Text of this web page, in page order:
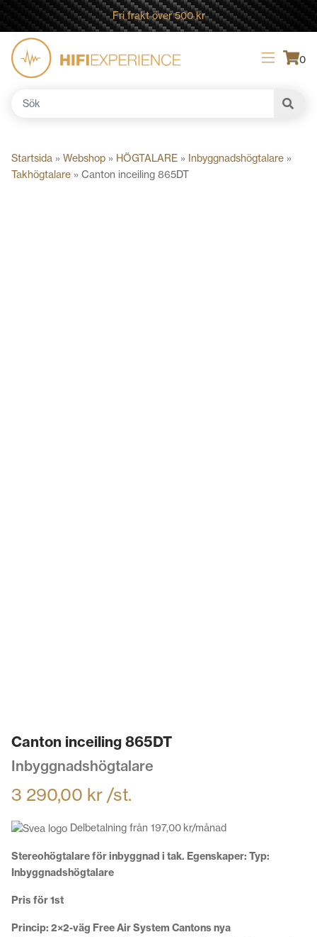
Fri frakt över 500 kr
0
Sök
Startsida » Webshop » HÖGTALARE » Inbyggnadshögtalare »
Takhögtalare » Canton inceiling 865DT
Canton inceiling 865DT
Inbyggnadshögtalare
3 290,00 kr /st.
Delbetalning från 197,00 kr/månad
Stereohögtalare för inbyggnad i tak. Egenskaper: Typ:
Inbyggnadshögtalare
Pris för 1st
Princip: 2×2-väg Free Air System Cantons nya